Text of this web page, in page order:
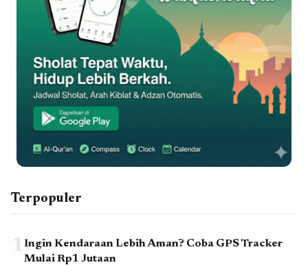
Terpopuler
1Ingin Kendaraan Lebih Aman? Coba GPS Tracker
Mulai Rp1 Jutaan